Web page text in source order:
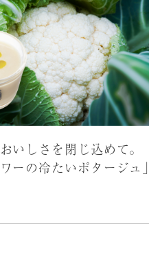
いしさを閉じ込めて。
ーの冷たいポタージュ」